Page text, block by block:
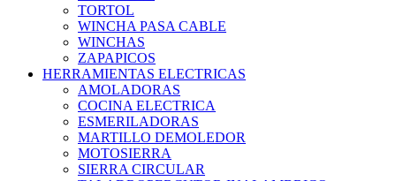
TORTOL
WINCHA PASA CABLE
WINCHAS
ZAPAPICOS
HERRAMIENTAS ELECTRICAS
AMOLADORAS
COCINA ELECTRICA
ESMERILADORAS
MARTILLO DEMOLEDOR
MOTOSIERRA
SIERRA CIRCULAR